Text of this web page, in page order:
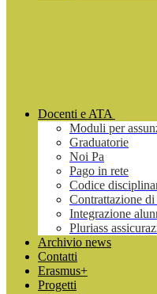
Docenti e ATA
Moduli per
Graduatorie
Noi Pa
Pago in rete
Codice
Contrattazione
Integrazione
Pluriass
Archivio news
Contatti
Erasmus+
Progetti